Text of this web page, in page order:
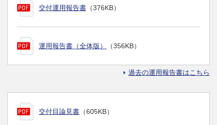
交付運用報告書 （376KB）
運用報告書（全体版） （356KB）
過去の運用報告書はこちら
交付目論見書 （605KB）